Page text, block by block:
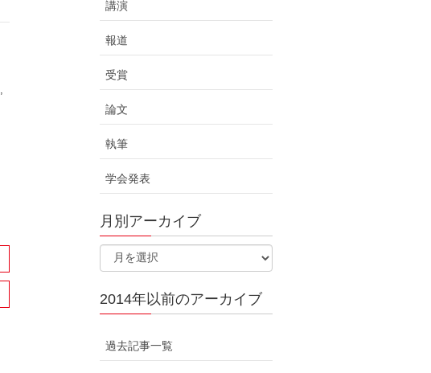
講演
報道
受賞
論文
執筆
学会発表
月別アーカイブ
2014年以前のアーカイブ
過去記事一覧